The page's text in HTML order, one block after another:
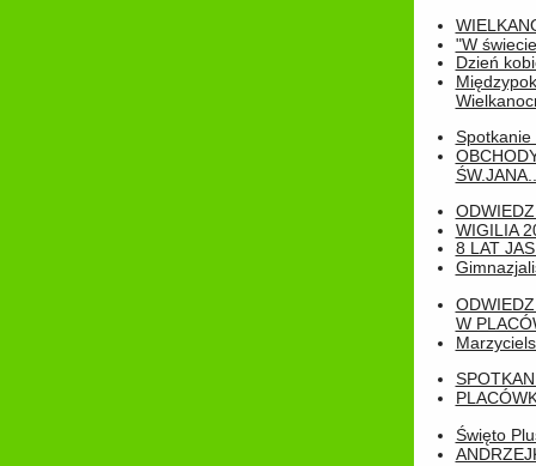
"W
Dzień
Spotkanie
WIGILIA
8 LAT
W
Święto